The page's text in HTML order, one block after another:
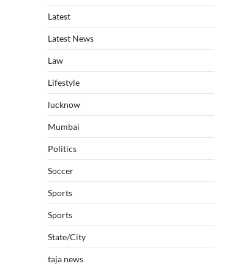
Latest
Latest News
Law
Lifestyle
lucknow
Mumbai
Politics
Soccer
Sports
Sports
State/City
taja news